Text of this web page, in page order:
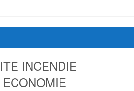
INCENDIE